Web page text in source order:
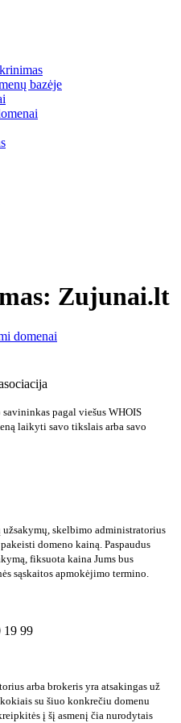
bazėje
Zujunai.lt
domenai
savininkas pagal viešus WHOIS
laikyti savo tikslais arba savo
skelbimo administratorius
domeno kainą. Paspaudus
fiksuota kaina Jums bus
sąskaitos apmokėjimo termino.
19 99
arba brokeris yra atsakingas už
su šiuo konkrečiu domenu
į šį asmenį čia nurodytais